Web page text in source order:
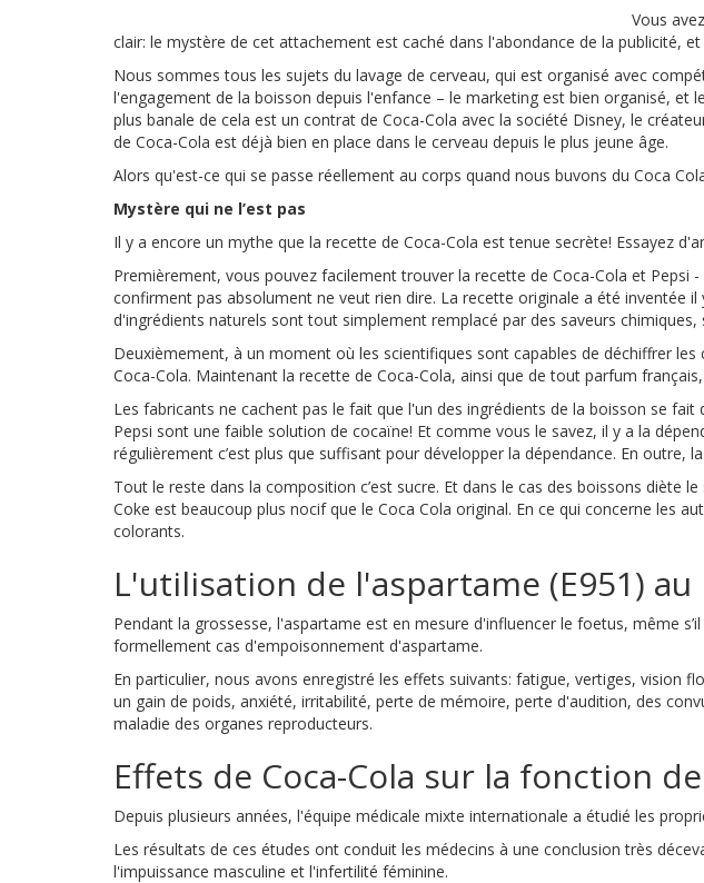
Vous
clair: le mystère de cet attachement est caché dans l'abondance de la publicité,
Nous sommes tous les sujets du lavage de cerveau, qui est organisé avec
l'engagement de la boisson depuis l'enfance – le marketing est bien organisé,
plus banale de cela est un contrat de Coca-Cola avec la société Disney, le
de Coca-Cola est déjà bien en place dans le cerveau depuis le plus jeune âge.
Alors qu'est-ce qui se passe réellement au corps quand nous buvons du Coca
Mystère qui ne l’est pas
Il y a encore un mythe que la recette de Coca-Cola est tenue secrète! Essayez
Premièrement, vous pouvez facilement trouver la recette de Coca-Cola et
confirment pas absolument ne veut rien dire. La recette originale a été inventée
d'ingrédients naturels sont tout simplement remplacé par des saveurs chimiques,
Deuxièmement, à un moment où les scientifiques sont capables de déchiffrer
Coca-Cola. Maintenant la recette de Coca-Cola, ainsi que de tout parfum
Les fabricants ne cachent pas le fait que l'un des ingrédients de la boisson se
Pepsi sont une faible solution de cocaïne! Et comme vous le savez, il y a la
régulièrement c’est plus que suffisant pour développer la dépendance. En outre,
Tout le reste dans la composition c’est sucre. Et dans le cas des boissons
Coke est beaucoup plus nocif que le Coca Cola original. En ce qui concerne les
colorants.
L'utilisation de l'aspartame (E951)
Pendant la grossesse, l'aspartame est en mesure d'influencer le foetus, même
formellement cas d'empoisonnement d'aspartame.
En particulier, nous avons enregistré les effets suivants: fatigue, vertiges, vision
un gain de poids, anxiété, irritabilité, perte de mémoire, perte d'audition, des
maladie des organes reproducteurs.
Effets de Coca-Cola sur la fonction
Depuis plusieurs années, l'équipe médicale mixte internationale a étudié les
Les résultats de ces études ont conduit les médecins à une conclusion très
l'impuissance masculine et l'infertilité féminine.